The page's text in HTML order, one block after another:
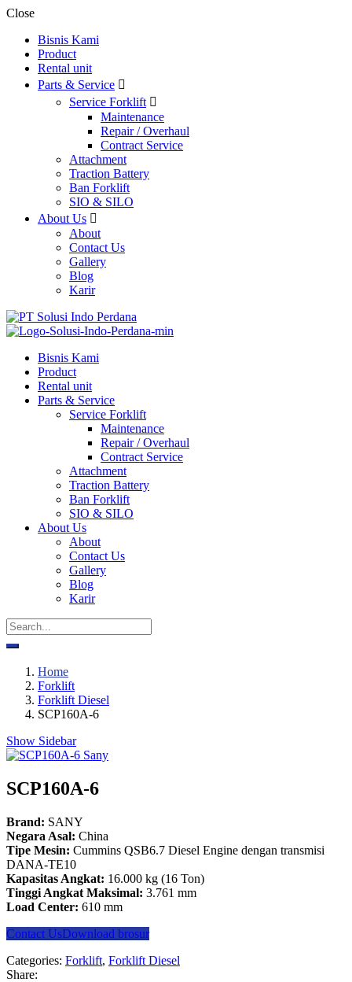
Close
Bisnis Kami
Product
Rental unit
Parts & Service
Service Forklift
Maintenance
Repair / Overhaul
Contract Service
Attachment
Traction Battery
Ban Forklift
SIO & SILO
About Us
About
Contact Us
Gallery
Blog
Karir
Bisnis Kami
Product
Rental unit
Parts & Service
Service Forklift
Maintenance
Repair / Overhaul
Contract Service
Attachment
Traction Battery
Ban Forklift
SIO & SILO
About Us
About
Contact Us
Gallery
Blog
Karir
Home
Forklift
Forklift Diesel
SCP160A-6
Show Sidebar
SCP160A-6
Brand: SANY
Negara Asal: China
Tipe Mesin: Cummins QSB6.7 Diesel Engine dengan transmisi
DANA-TE10
Kapasitas Angkat: 16.000 kg (16 Ton)
Tinggi Angkat Maksimal: 3.761 mm
Load Center: 610 mm
Contact UsDownload brosur
Categories: Forklift, Forklift Diesel
Share: